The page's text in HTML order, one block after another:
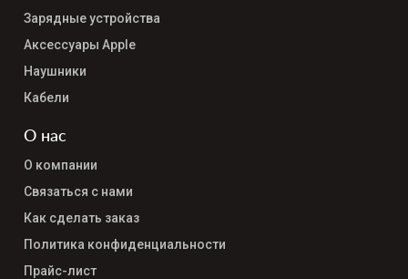
Зарядные устройства
Аксессуары Apple
Наушники
Кабели
О нас
О компании
Связаться с нами
Как сделать заказ
Политика конфиденциальности
Прайс-лист